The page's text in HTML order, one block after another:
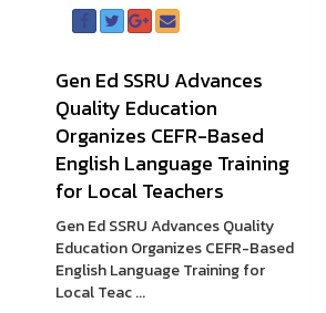
Gen Ed SSRU Advances
Quality Education
Organizes CEFR-Based
English Language Training
for Local Teachers
Gen Ed SSRU Advances Quality
Education Organizes CEFR-Based
English Language Training for
Local Teac ...